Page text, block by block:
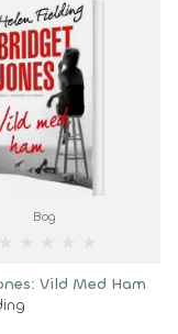
Bog
Vild Med Ham